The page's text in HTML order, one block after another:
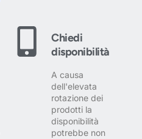
Chiedi
disponibilità
A causa
dell'elevata
rotazione dei
prodotti la
disponibilità
potrebbe non